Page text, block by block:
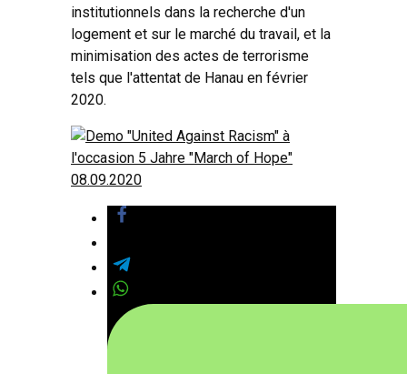
institutionnels dans la recherche d'un
logement et sur le marché du travail, et la
minimisation des actes de terrorisme
tels que l'attentat de Hanau en février
2020.